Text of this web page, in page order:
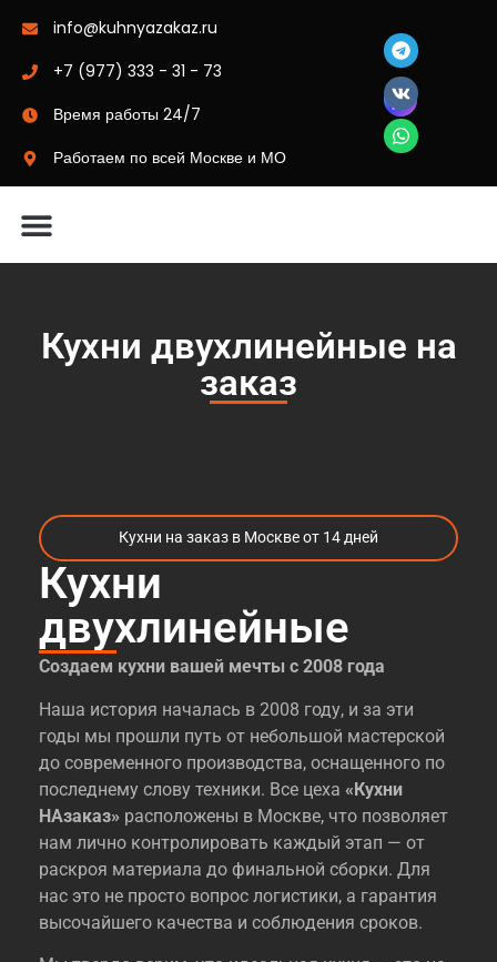
info@kuhnyazakaz.ru
+7 (977) 333 - 31 - 73
Время работы 24/7
Работаем по всей Москве и МО
Кухни двухлинейные на
заказ
Кухни на заказ в Москве от 14 дней
Кухни
двухлинейные
Создаем кухни вашей мечты с 2008 года
Наша история началась в 2008 году, и за эти
годы мы прошли путь от небольшой мастерской
до современного производства, оснащенного по
последнему слову техники. Все цеха «Кухни
НАзаказ» расположены в Москве, что позволяет
нам лично контролировать каждый этап — от
раскроя материала до финальной сборки. Для
нас это не просто вопрос логистики, а гарантия
высочайшего качества и соблюдения сроков.